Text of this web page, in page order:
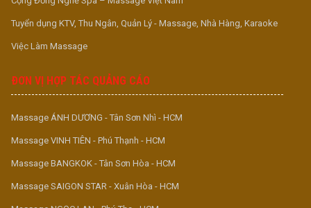
Tuyển dụng KTV, Thu Ngân, Quản Lý - Massage, Nhà Hàng, Karaoke
Việc Làm Massage
ĐƠN VỊ HỢP TÁC QUẢNG CÁO
Massage ÁNH DƯƠNG - Tân Sơn Nhì - HCM
Massage VINH TIÊN - Phú Thạnh - HCM
Massage BANGKOK - Tân Sơn Hòa - HCM
Massage SAIGON STAR - Xuân Hòa - HCM